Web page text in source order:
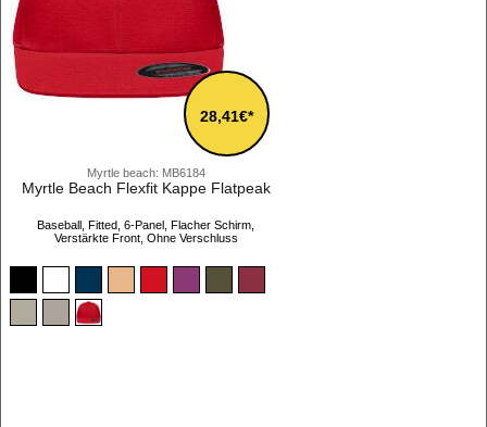
Myrtle beach: MB6184
28,41€*
Myrtle Beach Flexfit Kappe Flatpeak
Baseball, Fitted, 6-Panel, Flacher Schirm,
Verstärkte Front, Ohne Verschluss